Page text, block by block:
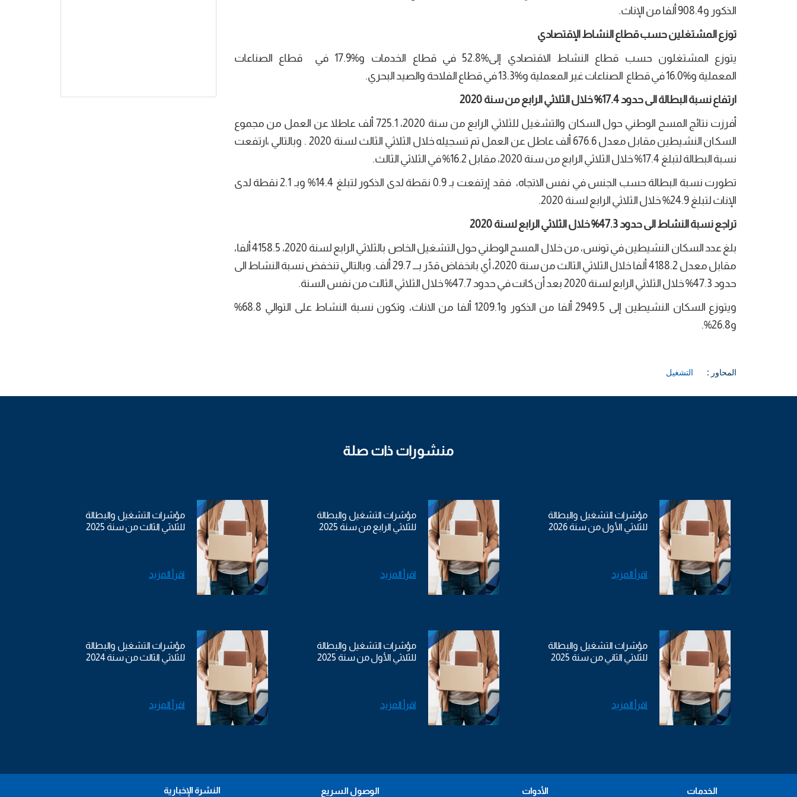
الذكور و908.4 ألفا من الإناث.
توزع المشتغلين حسب قطاع النشاط الإقتصادي
يتوزع المشتغلون حسب قطاع النشاط الاقتصادي إلى%52.8 في قطاع الخدمات و%17.9 في قطاع الصناعات
المعملية و%16.0 في قطاع الصناعات غير المعملية و%13.3 في قطاع الفلاحة والصيد البحري.
ارتفاع نسبة البطالة الى حدود 17.4% خلال الثلاثي الرابع من سنة 2020
أفرزت نتائج المسح الوطني حول السكان والتشغيل للثلاثي الرابع من سنة 2020، 725.1 ألف عاطلا عن العمل من مجموع
السكان النشيطين مقابل معدل 676.6 ألف عاطل عن العمل تم تسجيله خلال الثلاثي الثالث لسنة 2020 . وبالتالي ،ارتفعت
نسبة البطالة لتبلغ 17.4% خلال الثلاثي الرابع من سنة 2020، مقابل 16.2% في الثلاثي الثالث.
تطورت نسبة البطالة حسب الجنس في نفس الاتجاه، فقد إرتفعت بـ 0.9 نقطة لدى الذكور لتبلغ 14.4% وبـ 2.1 نقطة لدى
الإناث لتبلغ 24.9% خلال الثلاثي الرابع لسنة 2020.
تراجع نسبة النشاط الى حدود 47.3% خلال الثلاثي الرابع لسنة 2020
بلغ عدد السكان النشيطين في تونس، من خلال المسح الوطني حول التشغيل الخاص بالثلاثي الرابع لسنة 2020، 4158.5 ألفا،
مقابل معدل 4188.2 ألفا خلال الثلاثي الثالث من سنة 2020، أي بانخفاض قدّر بـــ 29.7 ألف. وبالتالي تنخفض نسبة النشاط الى
حدود 47.3% خلال الثلاثي الرابع لسنة 2020 بعد أن كانت في حدود 47.7% خلال الثلاثي الثالث من نفس السنة.
ويتوزع السكان النشيطين إلى 2949.5 ألفا من الذكور و1209.1 ألفا من الاناث، وتكون نسبة النشاط على التوالي 68.8%
و26.8%.
المحاور : التشغيل
منشورات ذات صلة
مؤشرات التشغيل والبطالة
للثلاثي الأول من سنة 2026
اقرأ المزيد
مؤشرات التشغيل والبطالة
للثلاثي الرابع من سنة 2025
اقرأ المزيد
مؤشرات التشغيل والبطالة
للثلاثي الثالث من سنة 2025
اقرأ المزيد
مؤشرات التشغيل والبطالة
للثلاثي الثاني من سنة 2025
اقرأ المزيد
مؤشرات التشغيل والبطالة
للثلاثي الأول من سنة 2025
اقرأ المزيد
مؤشرات التشغيل والبطالة
للثلاثي الثالث من سنة 2024
اقرأ المزيد
الخدمات الأدوات الوصول السريع النشرة الإخبارية